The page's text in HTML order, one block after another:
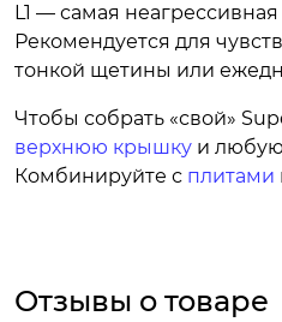
L1 — самая неагрессивная
Рекомендуется для
тонкой щетины или
Чтобы собрать «свой»
верхнюю крышку и любую
Комбинируйте с плитами
Отзывы о товаре